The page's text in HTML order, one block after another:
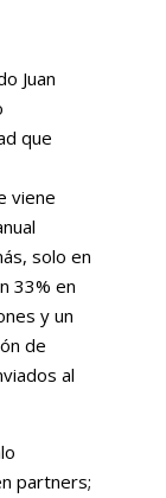
Juan
que
viene
solo en
33% en
y un
de
al
partners;